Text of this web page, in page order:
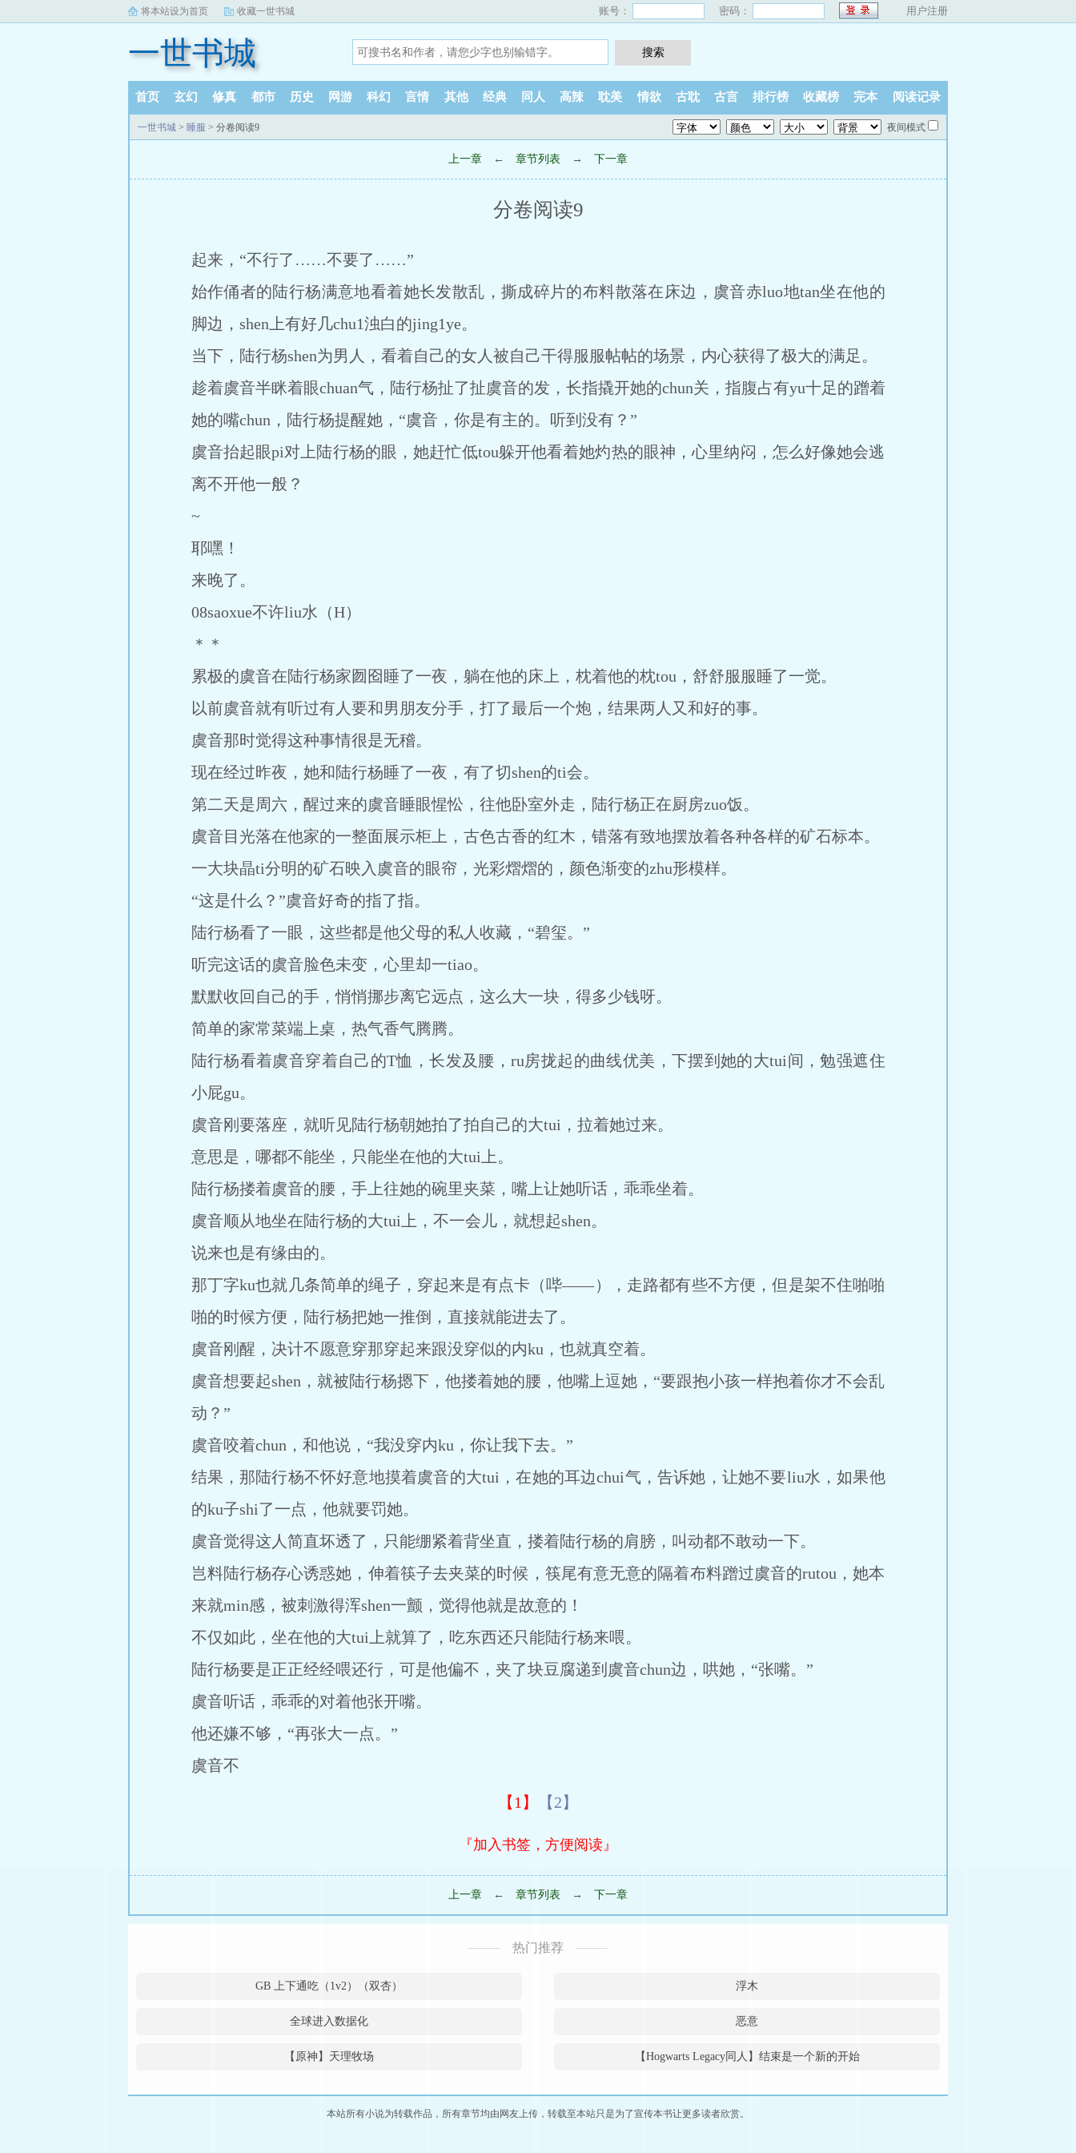
将本站设为首页 收藏一世书城 账号： 密码： 用户注册
一世书城
首页 玄幻 修真 都市 历史 网游 科幻 言情 其他 经典 同人 高辣 耽美 情欲 古耽 古言 排行榜 收藏榜 完本 阅读记录
一世书城 > 睡服 > 分卷阅读9 夜间模式
上一章 ← 章节列表 → 下一章
分卷阅读9
起来，“不行了……不要了……”
始作俑者的陆行杨满意地看着她长发散乱，撕成碎片的布料散落在床边，虞音赤luo地tan坐在他的
脚边，shen上有好几chu1浊白的jing1ye。
当下，陆行杨shen为男人，看着自己的女人被自己干得服服帖帖的场景，内心获得了极大的满足。
趁着虞音半眯着眼chuan气，陆行杨扯了扯虞音的发，长指撬开她的chun关，指腹占有yu十足的蹭着
她的嘴chun，陆行杨提醒她，“虞音，你是有主的。听到没有？”
虞音抬起眼pi对上陆行杨的眼，她赶忙低tou躲开他看着她灼热的眼神，心里纳闷，怎么好像她会逃
离不开他一般？
~
耶嘿！
来晚了。
08saoxue不许liu水（H）
＊＊
累极的虞音在陆行杨家囫囵睡了一夜，躺在他的床上，枕着他的枕tou，舒舒服服睡了一觉。
以前虞音就有听过有人要和男朋友分手，打了最后一个炮，结果两人又和好的事。
虞音那时觉得这种事情很是无稽。
现在经过昨夜，她和陆行杨睡了一夜，有了切shen的ti会。
第二天是周六，醒过来的虞音睡眼惺忪，往他卧室外走，陆行杨正在厨房zuo饭。
虞音目光落在他家的一整面展示柜上，古色古香的红木，错落有致地摆放着各种各样的矿石标本。
一大块晶ti分明的矿石映入虞音的眼帘，光彩熠熠的，颜色渐变的zhu形模样。
“这是什么？”虞音好奇的指了指。
陆行杨看了一眼，这些都是他父母的私人收藏，“碧玺。”
听完这话的虞音脸色未变，心里却一tiao。
默默收回自己的手，悄悄挪步离它远点，这么大一块，得多少钱呀。
简单的家常菜端上桌，热气香气腾腾。
陆行杨看着虞音穿着自己的T恤，长发及腰，ru房拢起的曲线优美，下摆到她的大tui间，勉强遮住
小屁gu。
虞音刚要落座，就听见陆行杨朝她拍了拍自己的大tui，拉着她过来。
意思是，哪都不能坐，只能坐在他的大tui上。
陆行杨搂着虞音的腰，手上往她的碗里夹菜，嘴上让她听话，乖乖坐着。
虞音顺从地坐在陆行杨的大tui上，不一会儿，就想起shen。
说来也是有缘由的。
那丁字ku也就几条简单的绳子，穿起来是有点卡（哔――），走路都有些不方便，但是架不住啪啪
啪的时候方便，陆行杨把她一推倒，直接就能进去了。
虞音刚醒，决计不愿意穿那穿起来跟没穿似的内ku，也就真空着。
虞音想要起shen，就被陆行杨摁下，他搂着她的腰，他嘴上逗她，“要跟抱小孩一样抱着你才不会乱
动？”
虞音咬着chun，和他说，“我没穿内ku，你让我下去。”
结果，那陆行杨不怀好意地摸着虞音的大tui，在她的耳边chui气，告诉她，让她不要liu水，如果他
的ku子shi了一点，他就要罚她。
虞音觉得这人简直坏透了，只能绷紧着背坐直，搂着陆行杨的肩膀，叫动都不敢动一下。
岂料陆行杨存心诱惑她，伸着筷子去夹菜的时候，筷尾有意无意的隔着布料蹭过虞音的rutou，她本
来就min感，被刺激得浑shen一颤，觉得他就是故意的！
不仅如此，坐在他的大tui上就算了，吃东西还只能陆行杨来喂。
陆行杨要是正正经经喂还行，可是他偏不，夹了块豆腐递到虞音chun边，哄她，“张嘴。”
虞音听话，乖乖的对着他张开嘴。
他还嫌不够，“再张大一点。”
虞音不
【1】 【2】
『加入书签，方便阅读』
上一章 ← 章节列表 → 下一章
热门推荐
GB 上下通吃（1v2）（双杏） 浮木
全球进入数据化 恶意
【原神】天理牧场 【Hogwarts Legacy同人】结束是一个新的开始
本站所有小说为转载作品，所有章节均由网友上传，转载至本站只是为了宣传本书让更多读者欣赏。